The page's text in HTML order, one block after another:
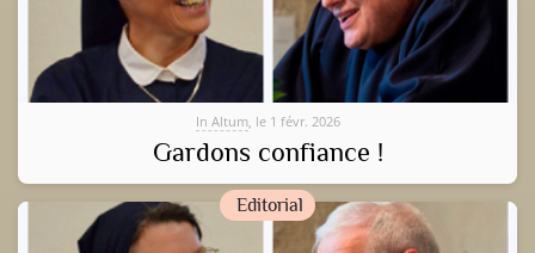
In Altum, le 1 févr. 2026
Gardons confiance !
Editorial